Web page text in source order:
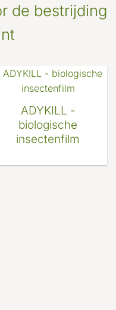
de bestrijding
ADYKILL -
biologische
insectenfilm